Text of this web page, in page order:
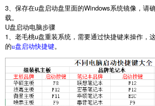
3 、保存在u盘启动盘里面的Windows系统镜像，请
载。
U盘启动电脑步骤
1
、老毛桃u盘重装系统，需要通过快捷键来操作，
的u盘启动快捷键。